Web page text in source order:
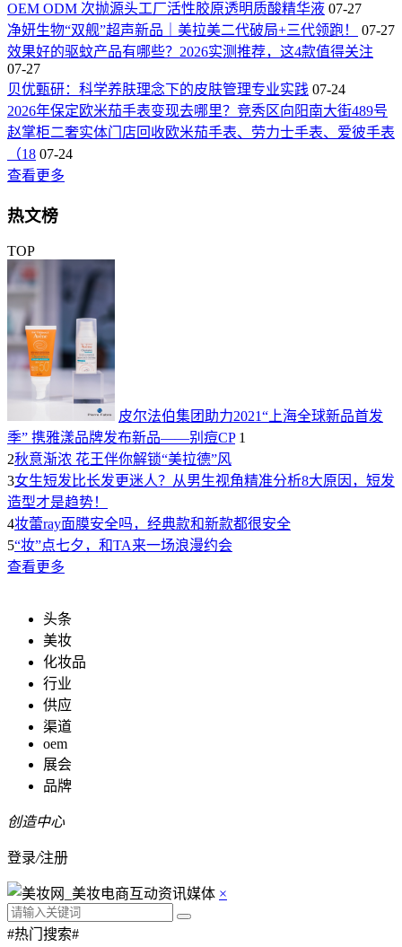
OEM ODM 次抛源头工厂活性胶原透明质酸精华液 07-27
净妍生物“双舰”超声新品｜美拉美二代破局+三代领跑！
07-27
效果好的驱蚊产品有哪些？2026实测推荐，这4款值得关注
07-27
贝优甄研：科学养肤理念下的皮肤管理专业实践 07-24
2026年保定欧米茄手表变现去哪里？竞秀区向阳南大街489号
赵掌柜二奢实体门店回收欧米茄手表、劳力士手表、爱彼手表
（18 07-24
查看更多
热文榜
TOP
皮尔法伯集团助力2021“上海全球新品首发
季” 携雅漾品牌发布新品——别痘CP 1
2秋意渐浓 花王伴你解锁“美拉德”风
3女生短发比长发更迷人？从男生视角精准分析8大原因，短发
造型才是趋势！
4妆蕾ray面膜安全吗，经典款和新款都很安全
5“妆”点七夕，和TA来一场浪漫约会
查看更多
头条
美妆
化妆品
行业
供应
渠道
oem
展会
品牌
创造中心
登录/注册
×
#热门搜索#